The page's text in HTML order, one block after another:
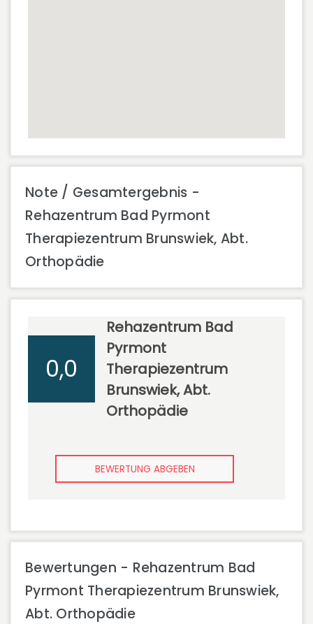
Note / Gesamtergebnis -
Rehazentrum Bad Pyrmont
Therapiezentrum Brunswiek, Abt.
Orthopädie
0,0
Rehazentrum Bad
Pyrmont
Therapiezentrum
Brunswiek, Abt.
Orthopädie
BEWERTUNG ABGEBEN
Bewertungen - Rehazentrum Bad
Pyrmont Therapiezentrum Brunswiek,
Abt. Orthopädie